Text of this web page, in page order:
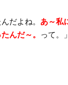
だよね。 あ～私
んだ～。
って。」